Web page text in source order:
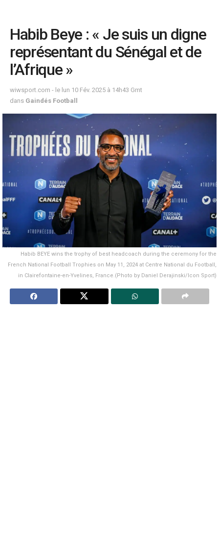
Habib Beye : « Je suis un digne
représentant du Sénégal et de
l’Afrique »
wiwsport.com - le lun 10 Fév. 2025 à 14h43 Gmt
dans Gaindés Football
Habib BEYE wins the trophy of best headcoach during the ceremony for the
French National Football Trophies on May 11, 2024 at Centre National du Football,
in Clairefontaine-en-Yvelines, France.(Photo by Daniel Derajinski/Icon Sport)